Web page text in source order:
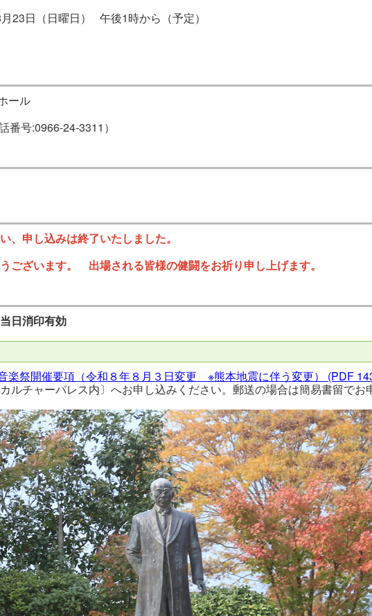
23日（日曜日） 午後1時から（予定）
ール
番号:0966-24-3311）
、申し込みは終了いたしました。
ございます。 出場される皆様の健闘をお祈り申し上げます。
当日消印有効
楽祭開催要項（令和８年８月３日変更 ※熊本地震に伴う変更） (PDF
ルチャーパレス内〕へお申し込みください。郵送の場合は簡易書留でお